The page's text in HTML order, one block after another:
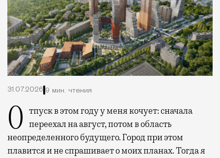
31.07.2026 9 мин. чтения
Отпуск в этом году у меня кочует: сначала переехал на август, потом в область
неопределенного будущего. Город при этом
плавится и не спрашивает о моих планах. Тогда я